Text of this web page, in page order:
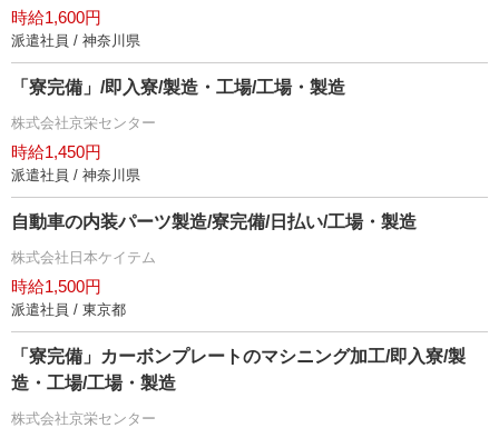
時給1,600円
派遣社員 / 神奈川県
「寮完備」/即入寮/製造・工場/工場・製造
株式会社京栄センター
時給1,450円
派遣社員 / 神奈川県
自動車の内装パーツ製造/寮完備/日払い/工場・製造
株式会社日本ケイテム
時給1,500円
派遣社員 / 東京都
「寮完備」カーボンプレートのマシニング加工/即入寮/製
造・工場/工場・製造
株式会社京栄センター